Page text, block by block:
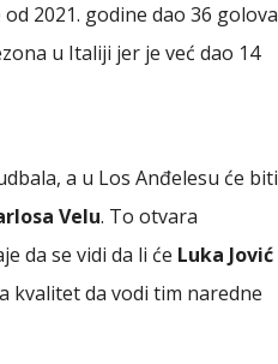
2021. godine dao 36 golova
u Italiji jer je već dao 14
a u Los Anđelesu će biti
Velu. To otvara
da se vidi da li će Luka Jović
kvalitet da vodi tim naredne